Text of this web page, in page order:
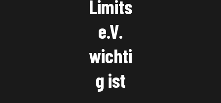
Limits
e.V.
wichti
g ist